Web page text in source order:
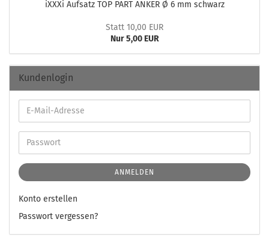
iXXXi Auf­satz TOP PART ANKER Ø 6 mm schwarz
Statt 10,00 EUR
Nur 5,00 EUR
Kundenlogin
ANMELDEN
Konto erstellen
Passwort vergessen?